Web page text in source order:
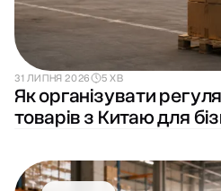
31 ЛИПНЯ 2026 5 ХВ
Як організувати
товарів з Китаю для